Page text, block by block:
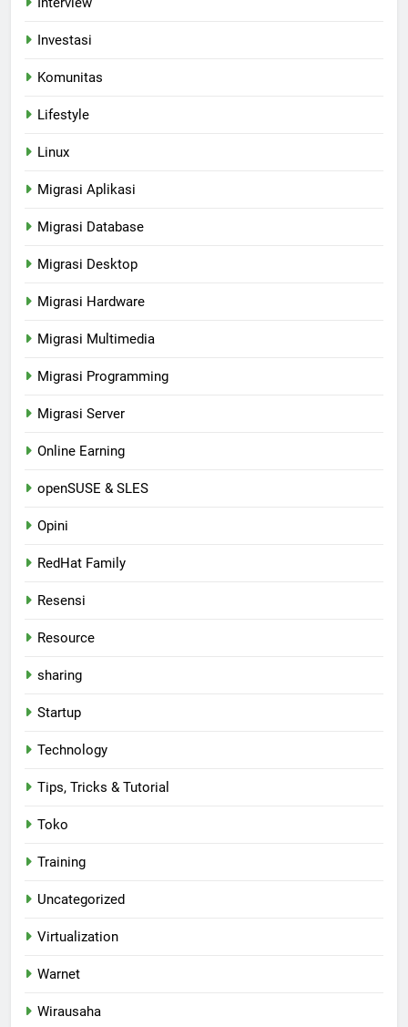
Investasi
Komunitas
Lifestyle
Linux
Migrasi Aplikasi
Migrasi Database
Migrasi Desktop
Migrasi Hardware
Migrasi Multimedia
Migrasi Programming
Migrasi Server
Online Earning
openSUSE & SLES
Opini
RedHat Family
Resensi
Resource
sharing
Startup
Technology
Tips, Tricks & Tutorial
Toko
Training
Uncategorized
Virtualization
Warnet
Wirausaha